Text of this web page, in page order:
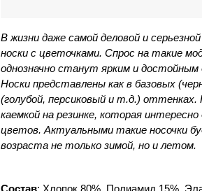
В жизни даже самой деловой и
носки с цветочками. Спрос на такие
однозначно станут ярким и достойным
Носки представлены как в базовых
(голубой, персиковый и т.д.)
каемкой на резинке, которая
цветов. Актуальными такие носочки
возраста не только зимой, но и летом.